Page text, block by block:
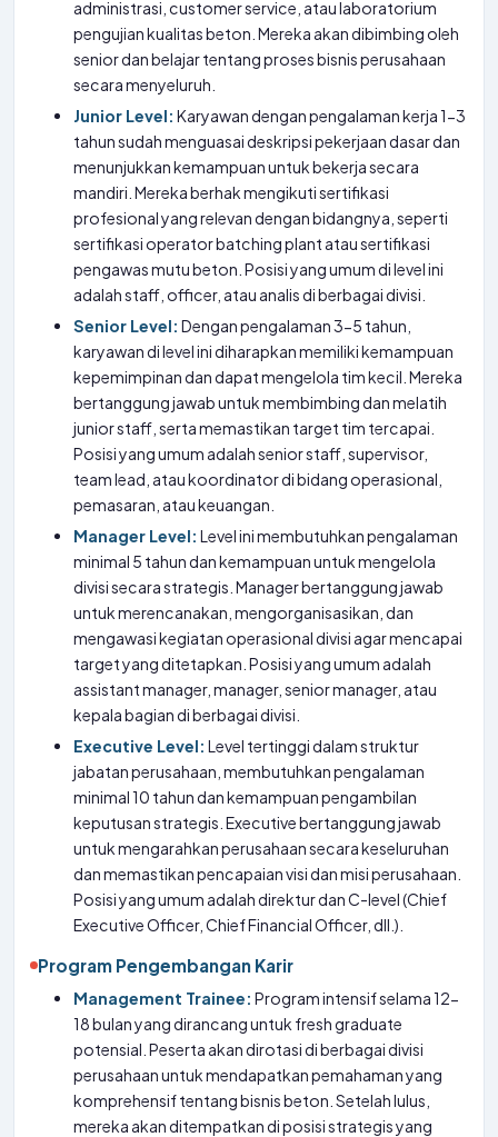
administrasi, customer service, atau laboratorium
pengujian kualitas beton. Mereka akan dibimbing oleh
senior dan belajar tentang proses bisnis perusahaan
secara menyeluruh.
Junior Level: Karyawan dengan pengalaman kerja 1-3
tahun sudah menguasai deskripsi pekerjaan dasar dan
menunjukkan kemampuan untuk bekerja secara
mandiri. Mereka berhak mengikuti sertifikasi
profesional yang relevan dengan bidangnya, seperti
sertifikasi operator batching plant atau sertifikasi
pengawas mutu beton. Posisi yang umum di level ini
adalah staff, officer, atau analis di berbagai divisi.
Senior Level: Dengan pengalaman 3-5 tahun,
karyawan di level ini diharapkan memiliki kemampuan
kepemimpinan dan dapat mengelola tim kecil. Mereka
bertanggung jawab untuk membimbing dan melatih
junior staff, serta memastikan target tim tercapai.
Posisi yang umum adalah senior staff, supervisor,
team lead, atau koordinator di bidang operasional,
pemasaran, atau keuangan.
Manager Level: Level ini membutuhkan pengalaman
minimal 5 tahun dan kemampuan untuk mengelola
divisi secara strategis. Manager bertanggung jawab
untuk merencanakan, mengorganisasikan, dan
mengawasi kegiatan operasional divisi agar mencapai
target yang ditetapkan. Posisi yang umum adalah
assistant manager, manager, senior manager, atau
kepala bagian di berbagai divisi.
Executive Level: Level tertinggi dalam struktur
jabatan perusahaan, membutuhkan pengalaman
minimal 10 tahun dan kemampuan pengambilan
keputusan strategis. Executive bertanggung jawab
untuk mengarahkan perusahaan secara keseluruhan
dan memastikan pencapaian visi dan misi perusahaan.
Posisi yang umum adalah direktur dan C-level (Chief
Executive Officer, Chief Financial Officer, dll.).
Program Pengembangan Karir
Management Trainee: Program intensif selama 12-
18 bulan yang dirancang untuk fresh graduate
potensial. Peserta akan dirotasi di berbagai divisi
perusahaan untuk mendapatkan pemahaman yang
komprehensif tentang bisnis beton. Setelah lulus,
mereka akan ditempatkan di posisi strategis yang